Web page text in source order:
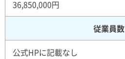
36,850,000円
従業員数
公式HPに記載なし